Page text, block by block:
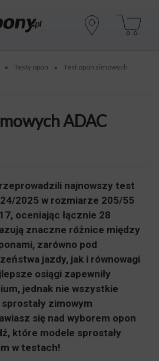
• Testy opon •
Test opon zimowych
ADAC
najnowszy test
2025 w rozmiarze 205/55
oceniając łącznie 28
znaczne różnice między
zarówno pod
jazdy, jak i równowagi
osiągi zapewniły
jednak nie wszystkie
zimowym
się nad wyborem opon
które modele sprostały
w testach!